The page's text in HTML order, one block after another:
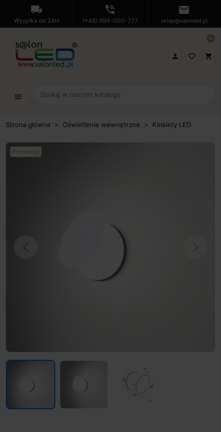
local_shipping
Wysyłka od 24H
phone_in_talk
(+48) 694-000-777
mail
sklep@salonled.pl
 favorite_border shopping_cart
0
menu
Strona główna Oświetlenie wewnętrzne Kinkiety LED
Promocja